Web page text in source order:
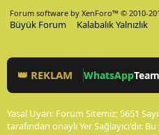
Forum software by XenForo™ © 2010-
Büyük Forum Kalabalık Yalnızlık
👑 REKLAM WhatsApp
Yasal Uyarı: Forum Sitemiz; 5651
tarafından onaylı Yer Sağlayıcı'dır.